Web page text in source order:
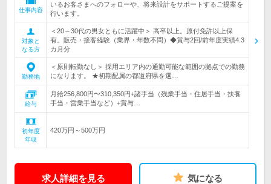
仕事内容
いるお客さまへのフォローや、将来設計をサポートするご提案を
行います。
対象と
なる方
＜20～30代の男女ともに活躍中＞ 高卒以上。原付免許以上保
有。販売・接客経験（業界・年数不問）◆賞与2回/前年度実績4.3
カ月分
勤務地
＜原則転勤なし＞ 採用エリア内の通勤可能な範囲の拠点での勤務
になります。 ★初期配属の都道府県を選…
給与
月給256,800円〜310,350円+諸手当（残業手当・住居手当・扶養
手当・営業手当など）+賞与…
初年度
年収
420万円～500万円
求人詳細を見る 気になる